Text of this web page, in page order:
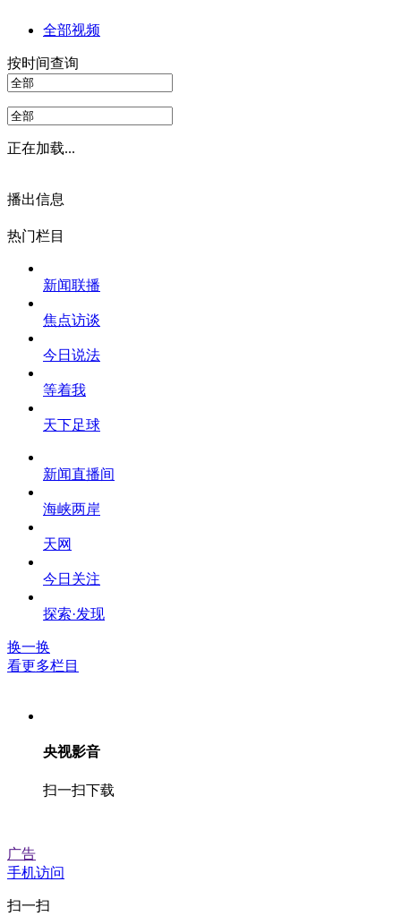
全部视频
按时间查询
正在加载...
播出信息
热门栏目
新闻联播
焦点访谈
今日说法
等着我
天下足球
新闻直播间
海峡两岸
天网
今日关注
探索·发现
换一换
看更多栏目
央视影音
扫一扫下载
广告
手机访问
扫一扫